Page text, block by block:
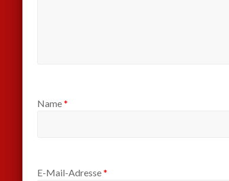
Name*
E-Mail-Adresse*